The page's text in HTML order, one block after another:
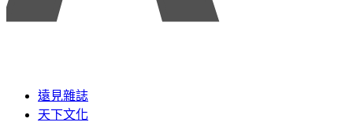
遠見雜誌
天下文化